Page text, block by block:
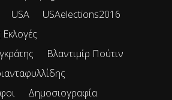
USA
USAelections2016
Εκλογές
Βλαντιμίρ Πούτιν
Δημοσιογραφία